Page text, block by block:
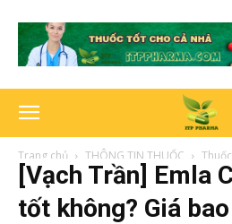
Trang chủ THÔNG TIN THUỐC
[Vạch Trần] Emla
tốt không? Giá